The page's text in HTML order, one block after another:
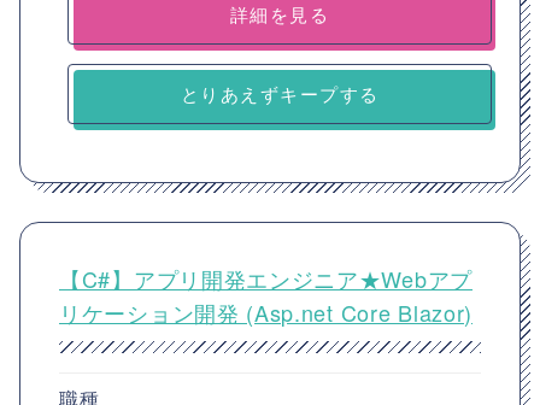
詳細を見る
とりあえずキープする
【C#】アプリ開発エンジニア★Webアプ
リケーション開発 (Asp.net Core Blazor)
職種